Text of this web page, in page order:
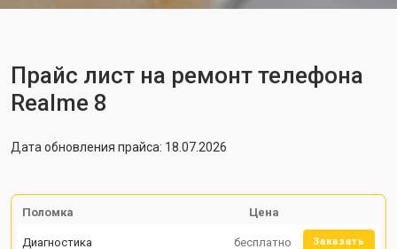
Прайс лист на ремонт телефона
Realme 8
Дата обновления прайса: 18.07.2026
Поломка Цена
Диагностика бесплатно Заказать